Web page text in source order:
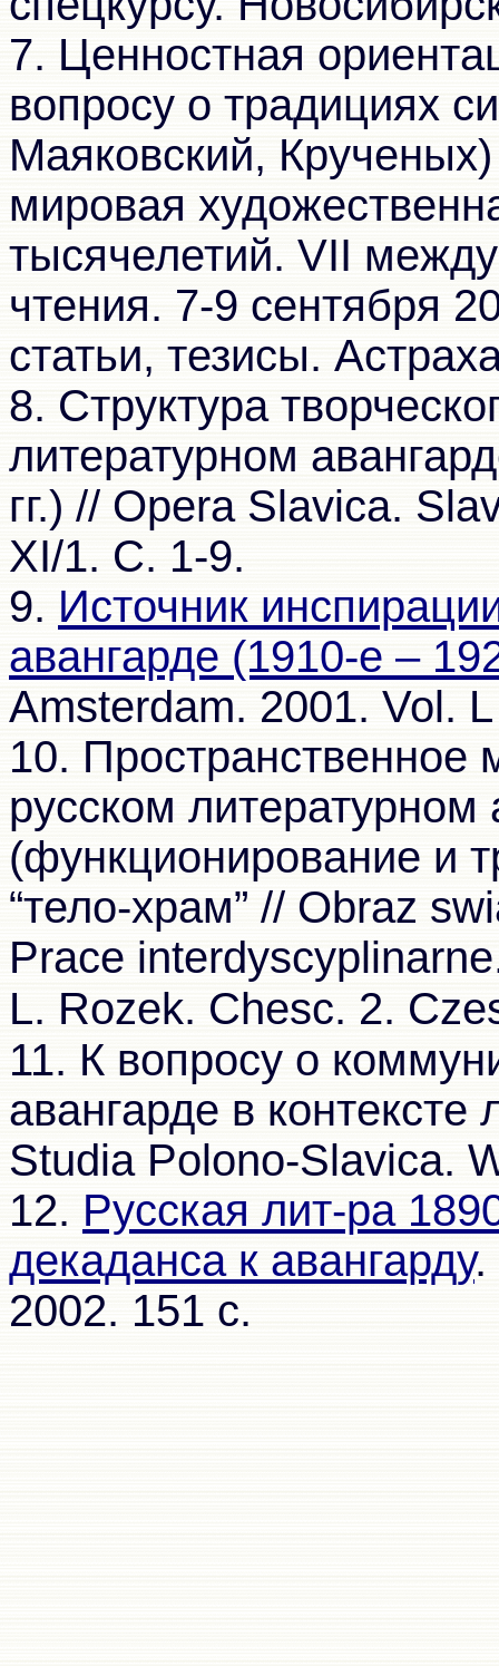
7. Ценностная
вопросу о традициях
Маяковский,
мировая
тысячелетий. VII
чтения. 7-9 сентября
статьи, тезисы.
8. Структура
литературном
гг.) // Opera Slavica.
XI/1. C. 1-9.
9. Источник
авангарде (1910-е –
Amsterdam. 2001. Vol.
10. Пространственное
русском литературном
(функционирование и
“тело-храм” // Obraz
Prace
L. Rozek. Chesc. 2.
11. К вопросу о
авангарде в
Studia Polono-Slavica.
12. Русская лит-ра
декаданса к авангарду.
2002. 151 с.